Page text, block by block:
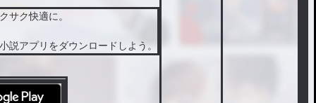
サク快適に。
説アプリをダウンロードしよう。